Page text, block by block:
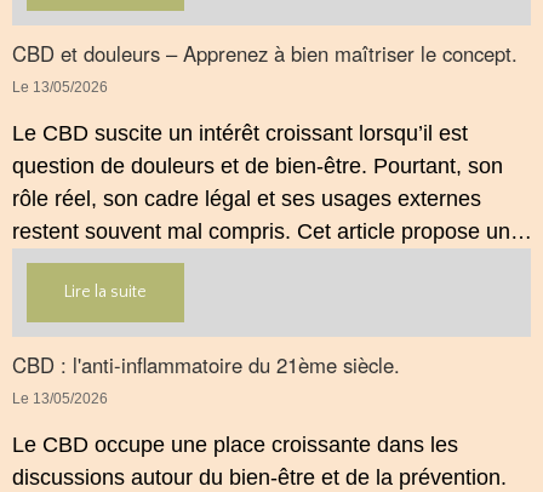
propose une mise au point claire et accessible pour
comprendre comment le CBD s’inscrit dans une
démarche de prévention, sans ingestion et sans
CBD et douleurs – Apprenez à bien maîtriser le concept.
Le 13/05/2026
Le CBD suscite un intérêt croissant lorsqu’il est
question de douleurs et de bien‑être. Pourtant, son
rôle réel, son cadre légal et ses usages externes
restent souvent mal compris. Cet article propose une
mise au point claire, moderne et conforme à la
réglementation française de 2026, afin de mieux
comprendre comment le CBD s’intègre dans une
approche globale de prévention.
Lire la suite
CBD : l'anti-inflammatoire du 21ème siècle.
Le 13/05/2026
Le CBD occupe une place croissante dans les
discussions autour du bien‑être et de la prévention.